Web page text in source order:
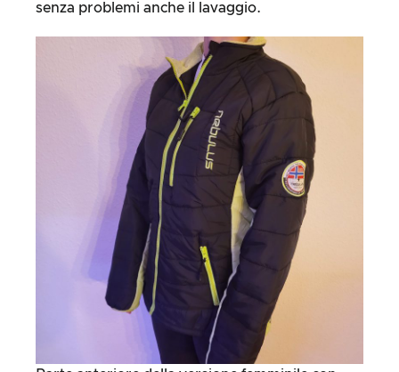
senza problemi anche il lavaggio.